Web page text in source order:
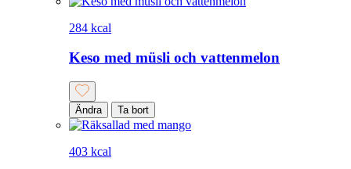
284 kcal
Keso med müsli och vattenmelon
Ändra Ta bort
403 kcal